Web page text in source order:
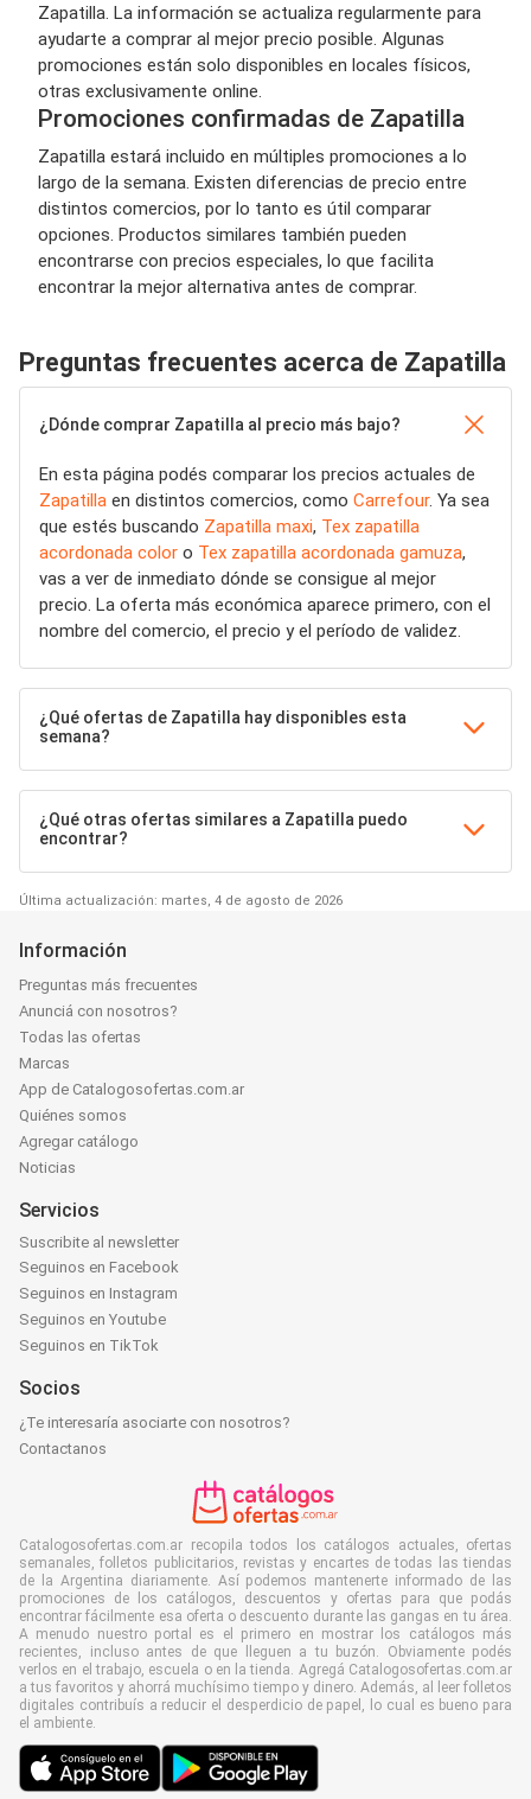
Zapatilla. La información se actualiza regularmente para
ayudarte a comprar al mejor precio posible. Algunas
promociones están solo disponibles en locales físicos,
otras exclusivamente online.
Promociones confirmadas de Zapatilla
Zapatilla estará incluido en múltiples promociones a lo
largo de la semana. Existen diferencias de precio entre
distintos comercios, por lo tanto es útil comparar
opciones. Productos similares también pueden
encontrarse con precios especiales, lo que facilita
encontrar la mejor alternativa antes de comprar.
Preguntas frecuentes acerca de Zapatilla
¿Dónde comprar Zapatilla al precio más bajo?
En esta página podés comparar los precios actuales de
Zapatilla en distintos comercios, como Carrefour. Ya sea
que estés buscando Zapatilla maxi, Tex zapatilla
acordonada color o Tex zapatilla acordonada gamuza,
vas a ver de inmediato dónde se consigue al mejor
precio. La oferta más económica aparece primero, con el
nombre del comercio, el precio y el período de validez.
¿Qué ofertas de Zapatilla hay disponibles esta
semana?
¿Qué otras ofertas similares a Zapatilla puedo
encontrar?
Última actualización: martes, 4 de agosto de 2026
Información
Preguntas más frecuentes
Anunciá con nosotros?
Todas las ofertas
Marcas
App de Catalogosofertas.com.ar
Quiénes somos
Agregar catálogo
Noticias
Servicios
Suscribite al newsletter
Seguinos en Facebook
Seguinos en Instagram
Seguinos en Youtube
Seguinos en TikTok
Socios
¿Te interesaría asociarte con nosotros?
Contactanos
Catalogosofertas.com.ar recopila todos los catálogos actuales, ofertas
semanales, folletos publicitarios, revistas y encartes de todas las tiendas
de la Argentina diariamente. Así podemos mantenerte informado de las
promociones de los catálogos, descuentos y ofertas para que podás
encontrar fácilmente esa oferta o descuento durante las gangas en tu área.
A menudo nuestro portal es el primero en mostrar los catálogos más
recientes, incluso antes de que lleguen a tu buzón. Obviamente podés
verlos en el trabajo, escuela o en la tienda. Agregá Catalogosofertas.com.ar
a tus favoritos y ahorrá muchísimo tiempo y dinero. Además, al leer folletos
digitales contribuís a reducir el desperdicio de papel, lo cual es bueno para
el ambiente.